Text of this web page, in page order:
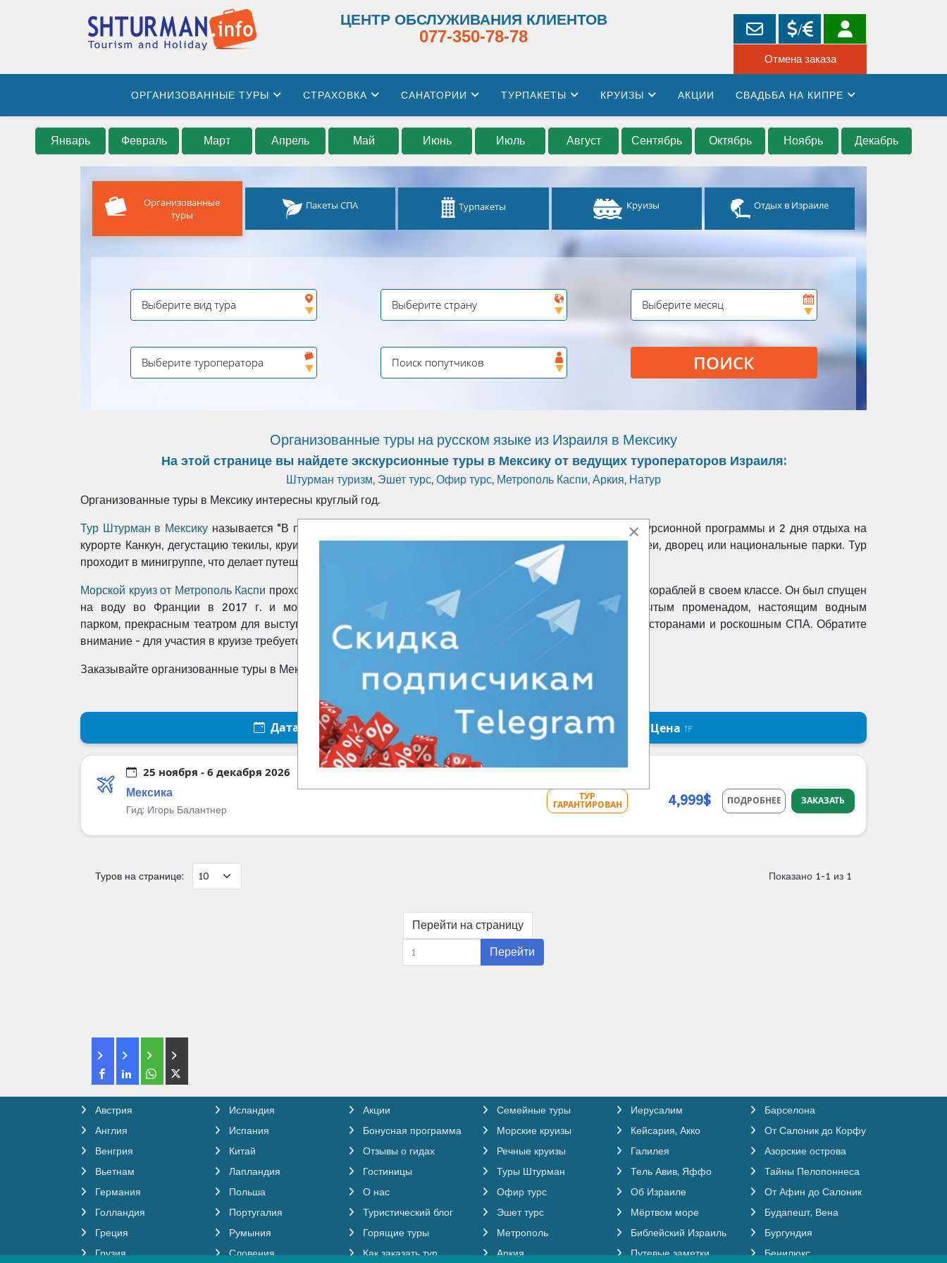
ЦЕНТР ОБСЛУЖИВАНИЯ КЛИЕНТОВ
077-350-78-78
ОРГАНИЗОВАННЫЕ ТУРЫ СТРАХОВКА САНАТОРИИ ТУРПАКЕТЫ КРУИЗЫ АКЦИИ СВАДЬБА НА КИПРЕ
Январь Февраль Март Апрель Май Июнь Июль Август Сентябрь Октябрь Ноябрь Декабрь
Организованные
туры
Пакеты СПА Турпакеты Круизы Отдых в Израиле
ПОИСК
Организованные туры на русском языке из Израиля в Мексику
На этой странице вы найдете экскурсионные туры в Мексику от ведущих туроператоров Израиля:
Штурман туризм, Эшет турс, Офир турс, Метрополь Каспи, Аркия, Натур
Организованные туры в Мексику интересны круглый год.
Тур Штурман в Мексикуназывается "В поисках затерянного рая". Он включает 11 дней насыщенной экскурсионной программы и 2 дня отдыха на
курорте Канкун, дегустацию текилы, круиз по каналам Шочимилько, все экскурсии, входные билеты в музеи, дворец или национальные парки. Тур
проходит в минигруппе, что делает путешествие очень комфортным.
Морской круиз от Метрополь Каспи проходит на круизном лайнере MSC MERAVIGLIA, одном из крупнейших кораблей в своем классе. Он был спущен
на воду во Франции в 2017 г. и может похвастаться удивительными новшествами: огромным крытым променадом, настоящим водным
парком, прекрасным театром для выступления легендарной труппы Cirque du Soleil, а также десятью ресторанами и роскошным СПА. Обратите
внимание - для участия в круизе требуется виза для въезда в США.
Заказывайте организованные туры в Мексику на сайте SHTURMAN.info и получайте скидки.
Дата Цена
25 ноября - 6 декабря 2026 12 дней
Мексика
Гид: Игорь Балантнер
ТУР
ГАРАНТИРОВАН 4,999$ ПОДРОБНЕЕ ЗАКАЗАТЬ
Туров на странице: Показано 1-1 из 1
Перейти на страницу
Перейти
Австрия
Англия
Венгрия
Вьетнам
Германия
Голландия
Греция
Грузия
Исландия
Испания
Китай
Лапландия
Польша
Португалия
Румыния
Словения
Акции
Бонусная программа
Отзывы о гидах
Гостиницы
О нас
Туристический блог
Горящие туры
Как заказать тур
Семейные туры
Морские круизы
Речные круизы
Туры Штурман
Офир турс
Эшет турс
Метрополь
Аркия
Иерусалим
Кейсария, Акко
Галилея
Тель Авив, Яффо
Об Израиле
Мёртвом море
Библейский Израиль
Путевые заметки
Барселона
От Салоник до Корфу
Азорские острова
Тайны Пелопоннеса
От Афин до Салоник
Будапешт, Вена
Бургундия
Бенилюкс
×